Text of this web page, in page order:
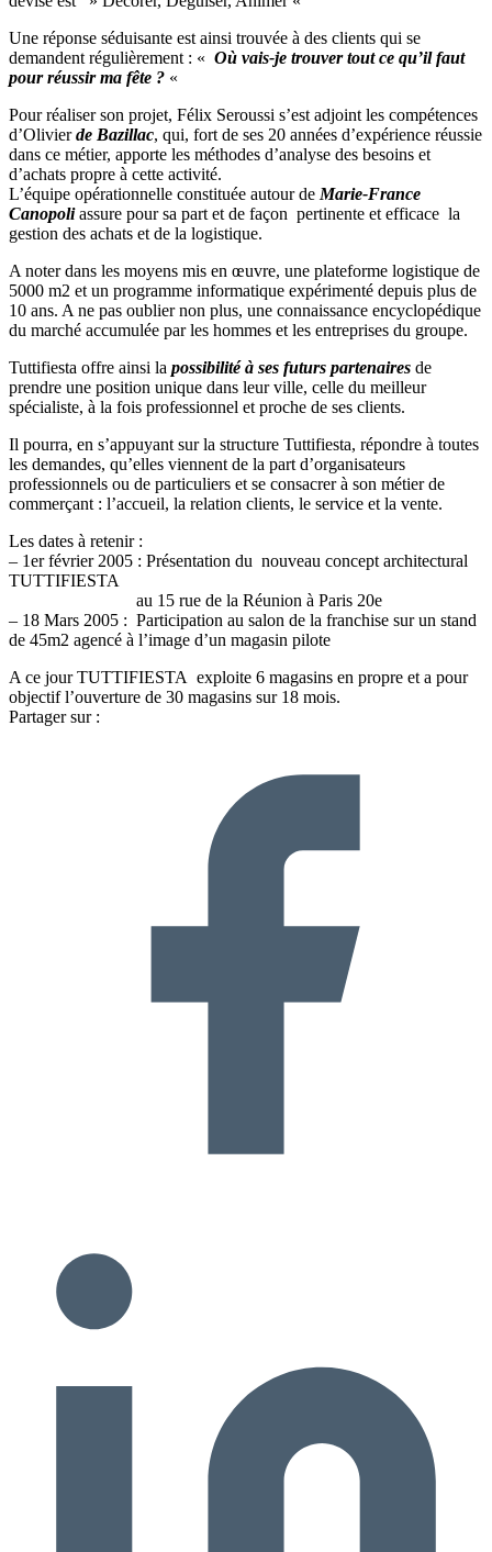
Une réponse séduisante est ainsi trouvée à des clients qui se
demandent régulièrement : « Où vais-je trouver tout ce qu’il faut
pour réussir ma fête ? «
Pour réaliser son projet, Félix Seroussi s’est adjoint les compétences
d’Olivierde Bazillac, qui, fort de ses 20 années d’expérience réussie
dans ce métier, apporte les méthodes d’analyse des besoins et
d’achats propre à cette activité.
L’équipe opérationnelle constituée autour de Marie-France
Canopoliassure pour sa part et de façon pertinente et efficace la
gestion des achats et de la logistique.
A noter dans les moyens mis en œuvre, une plateforme logistique de
5000 m2 et un programme informatique expérimenté depuis plus de
10 ans. A ne pas oublier non plus, une connaissance encyclopédique
du marché accumulée par les hommes et les entreprises du groupe.
Tuttifiesta offre ainsi la possibilité à ses futurs partenaires de
prendre une position unique dans leur ville, celle du meilleur
spécialiste, à la fois professionnel et proche de ses clients.
Il pourra, en s’appuyant sur la structure Tuttifiesta, répondre à toutes
les demandes, qu’elles viennent de la part d’organisateurs
professionnels ou de particuliers et se consacrer à son métier de
commerçant : l’accueil, la relation clients, le service et la vente.
Les dates à retenir :
– 1er février 2005 : Présentation du nouveau concept architectural
TUTTIFIESTA
au 15 rue de la Réunion à Paris 20e
– 18 Mars 2005 : Participation au salon de la franchise sur un stand
de 45m2 agencé à l’image d’un magasin pilote
A ce jour TUTTIFIESTA exploite 6 magasins en propre et a pour
objectif l’ouverture de 30 magasins sur 18 mois.
Partager sur :